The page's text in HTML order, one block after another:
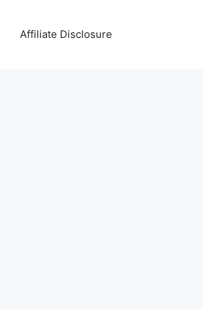
Affiliate Disclosure